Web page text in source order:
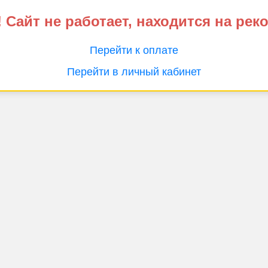
не работает, находится на
Перейти к оплате
Перейти в личный кабинет